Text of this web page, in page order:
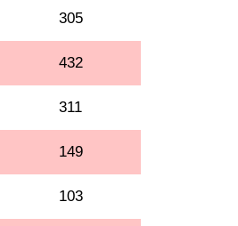
305
432
311
149
103